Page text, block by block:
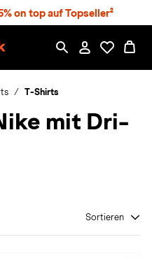
on top auf Topseller²
T-Shirts
mit Dri-
Sortieren